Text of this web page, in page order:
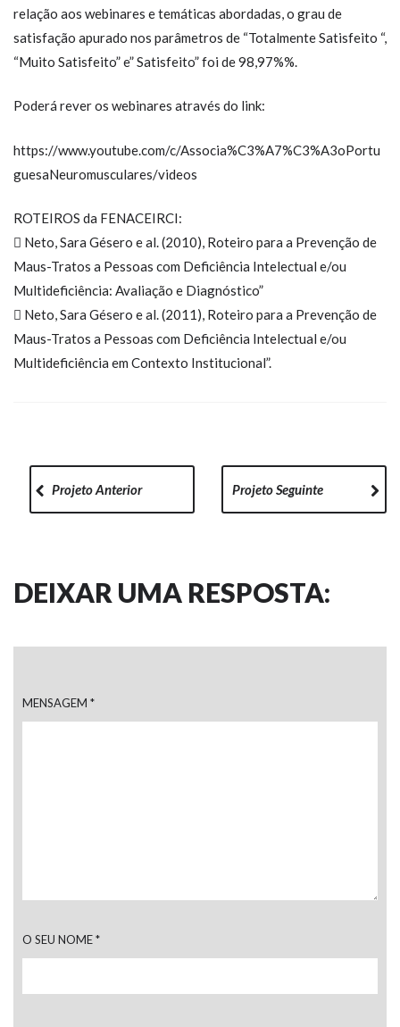
relação aos webinares e temáticas abordadas, o grau de
satisfação apurado nos parâmetros de “Totalmente Satisfeito “,
“Muito Satisfeito” e” Satisfeito” foi de 98,97%%.
Poderá rever os webinares através do link:
https://www.youtube.com/c/Associa%C3%A7%C3%A3oPortu
guesaNeuromusculares/videos
ROTEIROS da FENACEIRCI:
 Neto, Sara Gésero e al. (2010), Roteiro para a Prevenção de
Maus-Tratos a Pessoas com Deficiência Intelectual e/ou
Multideficiência: Avaliação e Diagnóstico”
 Neto, Sara Gésero e al. (2011), Roteiro para a Prevenção de
Maus-Tratos a Pessoas com Deficiência Intelectual e/ou
Multideficiência em Contexto Institucional”.
Projeto Anterior Projeto Seguinte
DEIXAR UMA RESPOSTA:
MENSAGEM *
O SEU NOME*